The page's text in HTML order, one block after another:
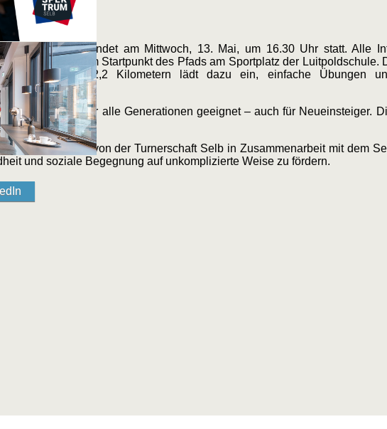
findet am Mittwoch, 13. Mai, um 16.30 Uhr statt. Alle
wie gewohnt am Startpunkt des Pfads am Sportplatz der Luitpoldschule.
Strecke von 2,2 Kilometern lädt dazu ein, einfache Übungen
ist aber für alle Generationen geeignet – auch für Neueinsteiger.
leben“. Es wird von der Turnerschaft Selb in Zusammenarbeit mit dem
und soziale Begegnung auf unkomplizierte Weise zu fördern.